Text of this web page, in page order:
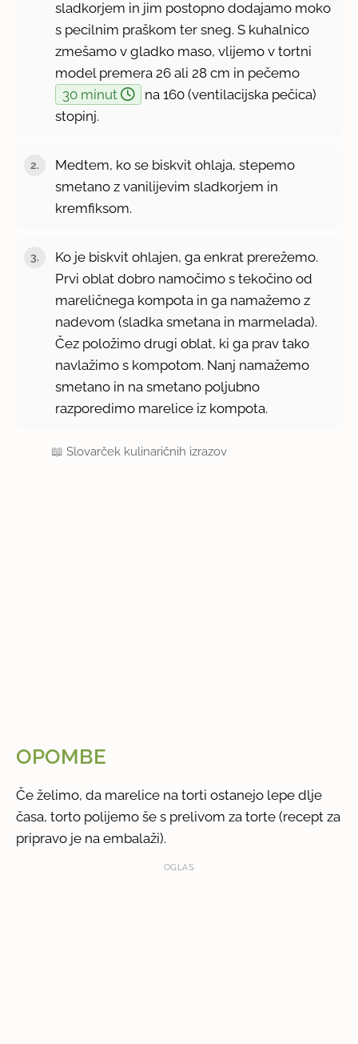
sladkorjem in jim postopno dodajamo moko
s pecilnim praškom ter sneg. S kuhalnico
zmešamo v gladko maso, vlijemo v tortni
model premera 26 ali 28 cm in pečemo
30 minut
na 160 (ventilacijska pečica)
stopinj.
Medtem, ko se biskvit ohlaja, stepemo
smetano z vanilijevim sladkorjem in
kremfiksom.
Ko je biskvit ohlajen, ga enkrat prerežemo.
Prvi oblat dobro namočimo s tekočino od
mareličnega kompota in ga namažemo z
nadevom (sladka smetana in marmelada).
Čez položimo drugi oblat, ki ga prav tako
navlažimo s kompotom. Nanj namažemo
smetano in na smetano poljubno
razporedimo marelice iz kompota.
📖Slovarček kulinaričnih izrazov
OPOMBE
Če želimo, da marelice na torti ostanejo lepe dlje
časa, torto polijemo še s prelivom za torte (recept za
pripravo je na embalaži).
OGLAS